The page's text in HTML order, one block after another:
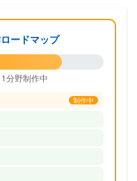
ードマップ
分野制作中
制作中